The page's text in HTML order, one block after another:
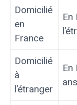
Domicilié
en
France
En
Domicilié
à
l’étranger
En